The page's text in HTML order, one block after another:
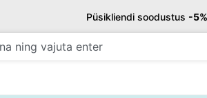
Püsikliendi soodustus -5%
(6
osa)